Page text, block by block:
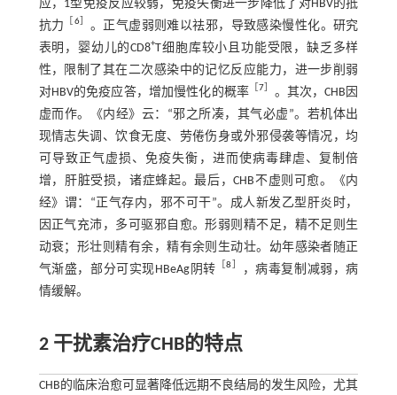
应，1型免疫反应较弱，免疫失衡进一步降低了对HBV的抵
抗力
［6］ 。正气虚弱则难以祛邪，导致感染慢性化。研究
表明，婴幼儿的CD8+T细胞库较小且功能受限，缺乏多样
性，限制了其在二次感染中的记忆反应能力，进一步削弱
对HBV的免疫应答，增加慢性化的概率 ［7］ 。其次，CHB因
虚而作。《内经》云：“邪之所凑，其气必虚”。若机体出
现情志失调、饮食无度、劳倦伤身或外邪侵袭等情况，均
可导致正气虚损、免疫失衡，进而使病毒肆虐、复制倍
增，肝脏受损，诸症蜂起。最后，CHB不虚则可愈。《内
经》谓：“正气存内，邪不可干”。成人新发乙型肝炎时，
因正气充沛，多可驱邪自愈。形弱则精不足，精不足则生
动衰；形壮则精有余，精有余则生动壮。幼年感染者随正
气渐盛，部分可实现HBeAg阴转 ［8］
，病毒复制减弱，病
情缓解。
2 干扰素治疗CHB的特点
CHB的临床治愈可显著降低远期不良结局的发生风险，尤其